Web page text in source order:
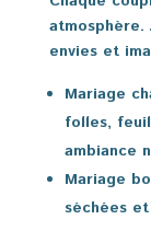
atmosphère.
envies et
Mariage
folles,
ambiance
Mariage
séchées